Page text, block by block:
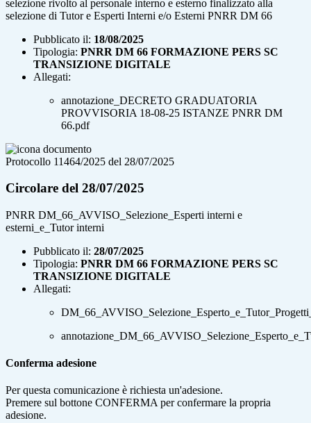
selezione rivolto al personale interno e esterno finalizzato alla
selezione di Tutor e Esperti Interni e/o Esterni PNRR DM 66
Pubblicato il: 18/08/2025
Tipologia: PNRR DM 66 FORMAZIONE PERS SC
TRANSIZIONE DIGITALE
Allegati:
annotazione_DECRETO GRADUATORIA
PROVVISORIA 18-08-25 ISTANZE PNRR DM
66.pdf
Protocollo 11464/2025 del 28/07/2025
Circolare del 28/07/2025
PNRR DM_66_AVVISO_Selezione_Esperti interni e
esterni_e_Tutor interni
Pubblicato il: 28/07/2025
Tipologia: PNRR DM 66 FORMAZIONE PERS SC
TRANSIZIONE DIGITALE
Allegati:
Conferma adesione
Per questa comunicazione è richiesta un'adesione.
Premere sul bottone CONFERMA per confermare la propria
adesione.